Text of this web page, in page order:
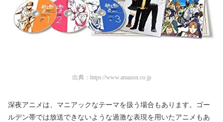
出典： https://www.amazon.co.jp
深夜アニメは、マニアックなテーマを扱う場合もあります。ゴー
ルデン帯では放送できないような過激な表現を用いたアニメもあ